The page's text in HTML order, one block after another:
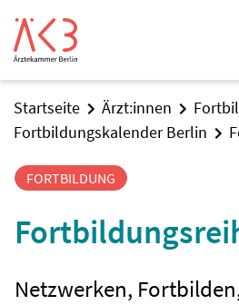
Startseite Ärzt:innen
Fortbildungskalender Berlin
FORTBILDUNG
Netzwerken,